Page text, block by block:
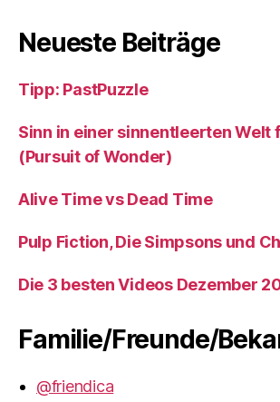
Neueste Beiträge
Tipp: PastPuzzle
Sinn in einer sinnentleerten Welt
(Pursuit of Wonder)
Alive Time vs Dead Time
Pulp Fiction, Die Simpsons und
Die 3 besten Videos Dezember
Familie/Freunde/
@friendica